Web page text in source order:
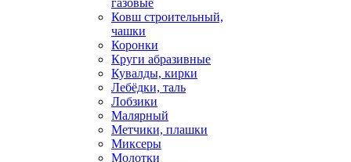
газовые
Ковш строительный,
чашки
Коронки
Круги абразивные
Кувалды, кирки
Лебёдки, таль
Лобзики
Малярный
Метчики, плашки
Миксеры
Молотки